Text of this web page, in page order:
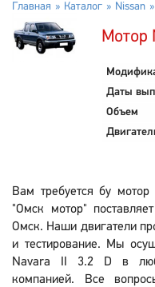
Главная Каталог Nissan
Мотор
Даты
Объем
Вам требуется бу
"Омск мотор"
Омск. Наши двигатели
и тестирование. Мы
Navara II 3.2 D в
компанией. Все